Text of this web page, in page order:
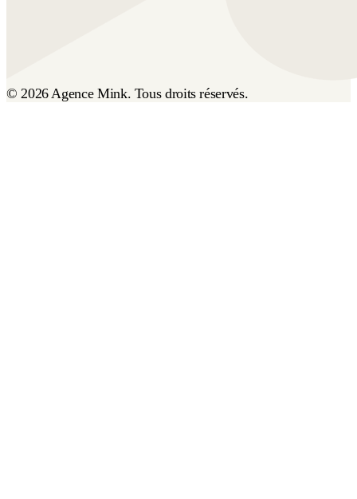
© 2026 Agence Mink. Tous droits réservés.